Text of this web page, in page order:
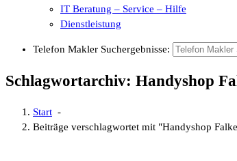
IT Beratung – Service – Hilfe
Dienstleistung
Telefon Makler Suchergebnisse:
Schlagwortarchiv: Handyshop
Start -
Beiträge verschlagwortet mit "Handyshop